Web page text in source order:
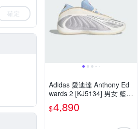
確定
Adidas 愛迪達 Anthony Ed
wards 2 [KJ5134] 男女 籃球
鞋 穩定 支撐 緩震 銀 藍
$4,890